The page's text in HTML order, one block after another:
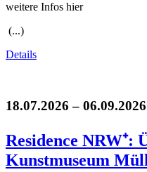
weitere Infos hier
(...)
Details
18.07.2026 – 06.09.2026
Residence NRW⁺:
Kunstmuseum